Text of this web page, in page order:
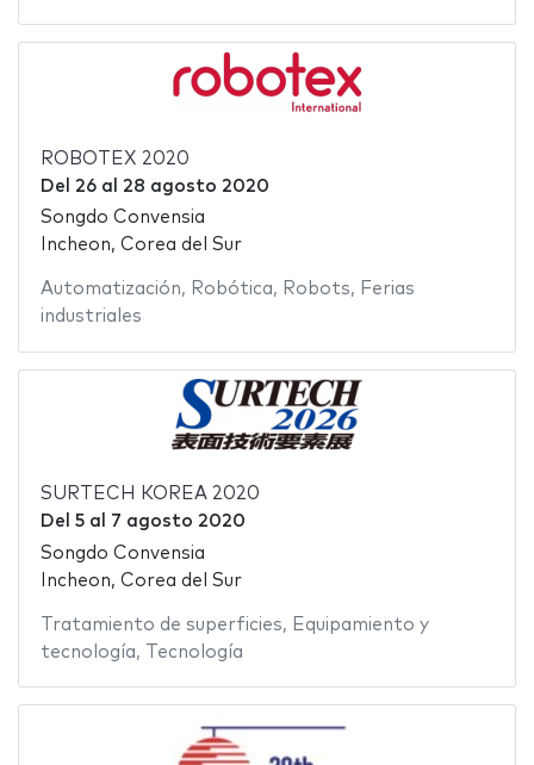
ROBOTEX 2020
Del 26al 28 agosto 2020
Songdo Convensia
Incheon, Corea del Sur
Automatización, Robótica, Robots, Ferias
industriales
SURTECH KOREA 2020
Del 5al 7 agosto 2020
Songdo Convensia
Incheon, Corea del Sur
Tratamiento de superficies, Equipamiento y
tecnología, Tecnología